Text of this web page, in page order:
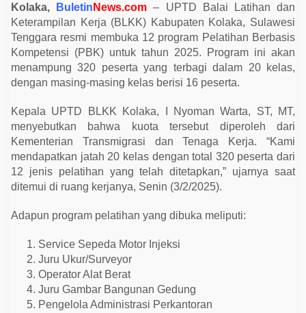
b
a
s
i
K
o
m
p
t
n
s
i
T
a
h
u
2
0
5
T
e
i
m
Kolaka, Buletin News.com – UPTD Balai Latihan dan
Keterampilan Kerja (BLKK) Kabupaten Kolaka, Sulawesi
Tenggara resmi membuka 12 program Pelatihan Berbasis
Kompetensi (PBK) untuk tahun 2025. Program ini akan
menampung 320 peserta yang terbagi dalam 20 kelas,
dengan masing-masing kelas berisi 16 peserta.
Kepala UPTD BLKK Kolaka, I Nyoman Warta, ST, MT,
menyebutkan bahwa kuota tersebut diperoleh dari
Kementerian Transmigrasi dan Tenaga Kerja. “Kami
mendapatkan jatah 20 kelas dengan total 320 peserta dari
12 jenis pelatihan yang telah ditetapkan,” ujarnya saat
ditemui di ruang kerjanya, Senin (3/2/2025).
Adapun program pelatihan yang dibuka meliputi:
Service Sepeda Motor Injeksi
Juru Ukur/Surveyor
Operator Alat Berat
Juru Gambar Bangunan Gedung
Pengelola Administrasi Perkantoran